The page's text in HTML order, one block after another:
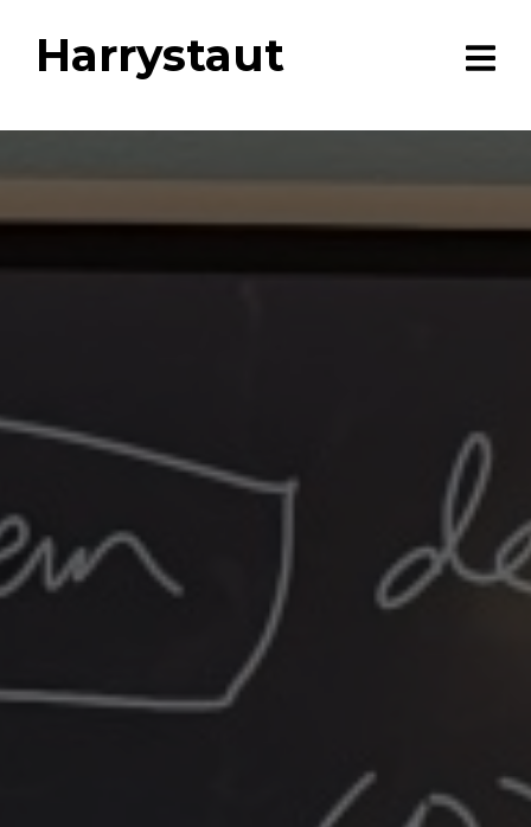
Harrystaut